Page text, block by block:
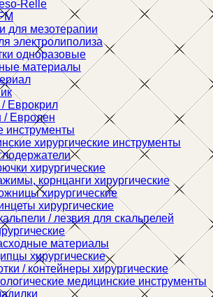
Relle
для мезотерапии
электролиполиза
одноразовые
материалы
/ Еврокрил
/ Евролен
инструменты
хирургические инструменты
хирургические
корнцанги хирургические
хирургические
хирургические
/ лезвия для скальпелей
материалы
хирургические
/ контейнеры хирургические
медицинские инструменты